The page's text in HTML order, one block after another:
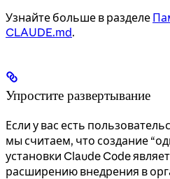
Узнайте больше в разделе
CLAUDE.md.
Упростите развертывание
Если у вас есть
мы считаем, что создание
установки Claude Code
расширению внедрения в